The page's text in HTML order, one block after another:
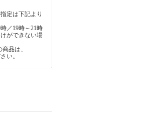
定は下記より
／19時～21時
ができない場
品は、
い。